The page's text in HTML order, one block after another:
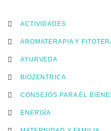
ACTIVIDADES
AROMATERAPIA Y
AYURVEDA
BIOZENTRICA
CONSEJOS PARA EL
ENERGÍA